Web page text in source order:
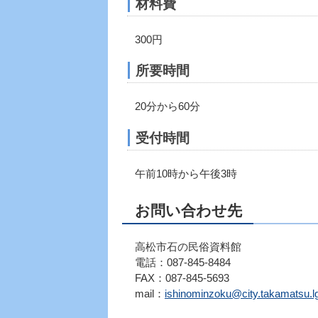
材料費
300円
所要時間
20分から60分
受付時間
午前10時から午後3時
お問い合わせ先
高松市石の民俗資料館
電話：087-845-8484
FAX：087-845-5693
mail：